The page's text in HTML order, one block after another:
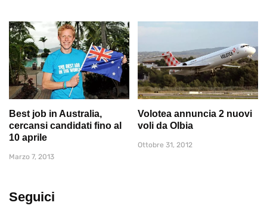
Best job in Australia,
cercansi candidati fino al
10 aprile
Marzo 7, 2013
Volotea annuncia 2 nuovi
voli da Olbia
Ottobre 31, 2012
Seguici